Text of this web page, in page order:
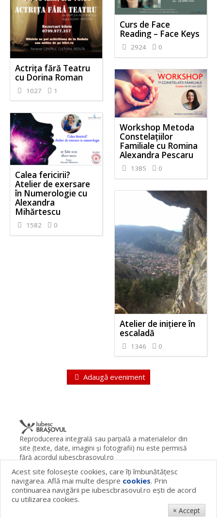
Actrița fără Teatru
cu Dorina Roman
1027 1
Curs de Face
Reading – Face Keys
2924 0
Workshop Metoda
Constelațiilor
Familiale cu Romina
Alexandra Pescaru
1385 0
Calea fericirii?
Atelier de exersare
în Numerologie cu
Alexandra
Mihărtescu
1582 0
Atelier de inițiere în
escaladă
1346 0
Adaugă eveniment
Reproducerea integrală sau parţială a materialelor din
site (texte, date, imagini şi fotografii) nu este permisă
fără acordul iubescbrasovul.ro
Termeni şi condiţii
Contact Despre proiect
FAQ
Cookies
Publicitate
© 2026 iubescbrasovul.ro
Acest site foloseşte cookies, care îţi îmbunătăţesc
navigarea. Află mai multe despre cookies. Prin
continuarea navigării pe iubescbrasovul.ro eşti de acord
cu utilizarea cookies.
× Accept